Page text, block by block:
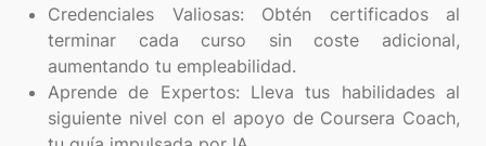
Credenciales Valiosas: Obtén certificados al
terminar cada curso sin coste adicional,
aumentando tu empleabilidad.
Aprende de Expertos: Lleva tus habilidades al
siguiente nivel con el apoyo de Coursera Coach,